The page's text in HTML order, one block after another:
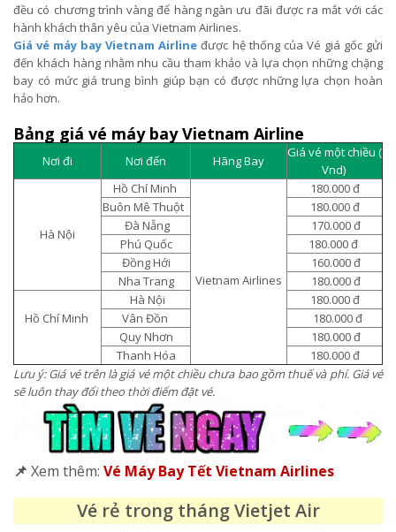
đều có chương trình vàng để hàng ngàn ưu đãi được ra mắt với các
hành khách thân yêu của Vietnam Airlines.
Giá vé máy bay Vietnam Airline được hệ thống của Vé giá gốc gửi
đến khách hàng nhằm nhu cầu tham khảo và lựa chọn những chặng
bay có mức giá trung bình giúp bạn có được những lựa chọn hoàn
hảo hơn.
Bảng giá vé máy bay Vietnam Airline
Nơi đi Nơi đến Hãng Bay
Giá vé một chiều (
Vnd)
Hà Nội
Hồ Chí Minh
Vietnam Airlines
180.000 đ
Buôn Mê Thuột
180.000 đ
Đà Nẵng
170.000 đ
Phú Quốc
180.000 đ
Đồng Hới
160.000 đ
Nha Trang
180.000 đ
Hồ Chí Minh
Hà Nội
180.000 đ
Vân Đồn
180.000 đ
Quy Nhơn
180.000 đ
Thanh Hóa
180.000 đ
Lưu ý: Giá vé trên là giá vé một chiều chưa bao gồm thuế và phí. Giá vé
sẽ luôn thay đổi theo thời điểm đặt vé.
📌 Xem thêm: Vé Máy Bay Tết Vietnam Airlines
Vé rẻ trong tháng Vietjet Air